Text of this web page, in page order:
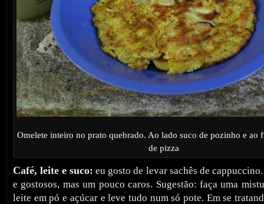
Omelete inteiro no prato quebrado. Ao lado suco de pozinho e ao
de pizza
Café, leite e suco: eu gosto de levar sachês de
e gostosos, mas um pouco caros. Sugestão: faça uma
leite em pó e açúcar e leve tudo num só pote. Em se